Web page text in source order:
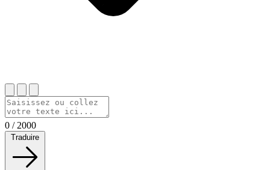
0 / 2000
Traduire